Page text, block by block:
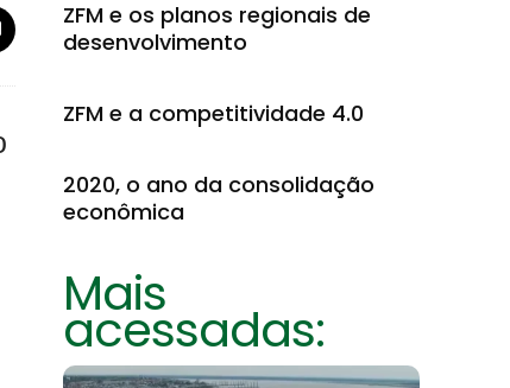
ZFM e os planos regionais de
desenvolvimento
ZFM e a competitividade 4.0
2020, o ano da consolidação
econômica
Mais
acessadas: